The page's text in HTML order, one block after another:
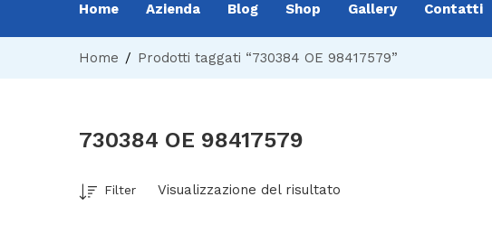
Home Azienda Blog Shop Gallery Contatti
Home Prodotti taggati “730384 OE 98417579”
730384 OE 98417579
Visualizzazione del risultato
Filter